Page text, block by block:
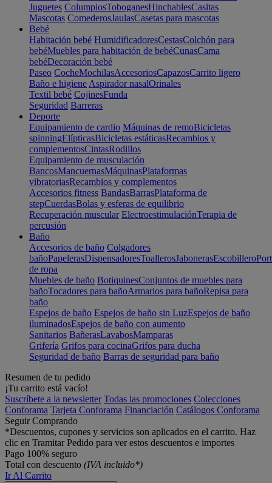
Juguetes ColumpiosToboganesHinchablesCasitas
Mascotas ComederosJaulasCasetas para mascotas
Bebé
Habitación bebé HumidificadoresCestasColchón para
bebéMuebles para habitación de bebéCunasCama
bebéDecoración bebé
Paseo CocheMochilasAccesoriosCapazosCarrito ligero
Baño e higiene Aspirador nasalOrinales
Textil bebé CojinesFunda
Seguridad Barreras
Deporte
Equipamiento de cardio Máquinas de remoBicicletas
spinningElípticasBicicletas estáticasRecambios y
complementosCintasRodillos
Equipamiento de musculación
BancosMancuernasMáquinasPlataformas
vibratoriasRecambios y complementos
Accesorios fitness BandasBarrasPlataforma de
stepCuerdasBolas y esferas de equilibrio
Recuperación muscular ElectroestimulaciónTerapia de
percusión
Baño
Accesorios de baño Colgadores
bañoPapelerasDispensadoresToallerosJabonerasEscobillero
de ropa
Muebles de baño BotiquinesConjuntos de muebles para
bañoTocadores para bañoArmarios para bañoRepisa para
baño
Espejos de baño Espejos de baño sin LuzEspejos de baño
iluminadosEspejos de baño con aumento
Sanitarios BañerasLavabosMamparas
Grifería Grifos para cocinaGrifos para ducha
Seguridad de baño Barras de seguridad para baño
Resumen de tu pedido
¡Tu carrito está vacío!
Suscríbete a la newsletter Todas las promociones Colecciones
Conforama Tarjeta Conforama Financiación Catálogos Conforama
Seguir Comprando
*Descuentos, cupones y servicios son aplicados en el carrito. Haz
clic en Tramitar Pedido para ver estos descuentos e importes
Pago 100% seguro
Total con descuento (IVA incluido*)
Ir Al Carrito